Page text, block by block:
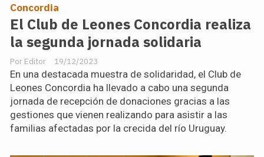
El Club de Leones Concordia realiza
la segunda jornada solidaria
Editor
Concordia
19/12/2023
En una destacada muestra de solidaridad, el Club de
Leones Concordia ha llevado a cabo una segunda
jornada de recepción de donaciones gracias a las
gestiones que vienen realizando para asistir a las
familias afectadas por la crecida del río Uruguay.